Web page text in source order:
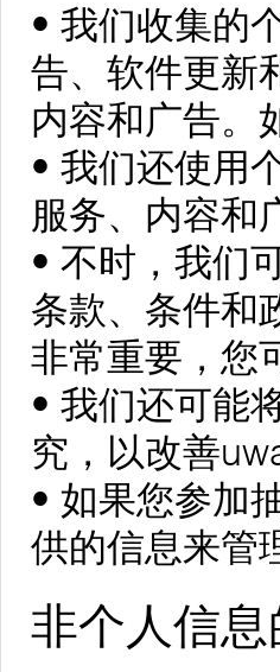
• 我们收集的
告、软件更新
内容和广告。
• 我们还使用
服务、内容和
• 不时，我们
条款、条件和
非常重要，您
• 我们还可能
究，以改善
• 如果您参加
供的信息来管
非个人信